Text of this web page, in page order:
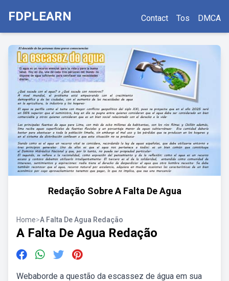
FDPLEARN Contact Tos DMCA
Redação Sobre A Falta De Agua
Home>A Falta De Agua Redação
A Falta De Agua Redação
Webaborde a questão da escassez de água em sua